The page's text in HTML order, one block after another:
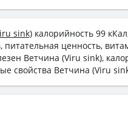
sink) калорийность 99
питательная ценность,
Ветчина (Viru sink),
свойства Ветчина (Viru